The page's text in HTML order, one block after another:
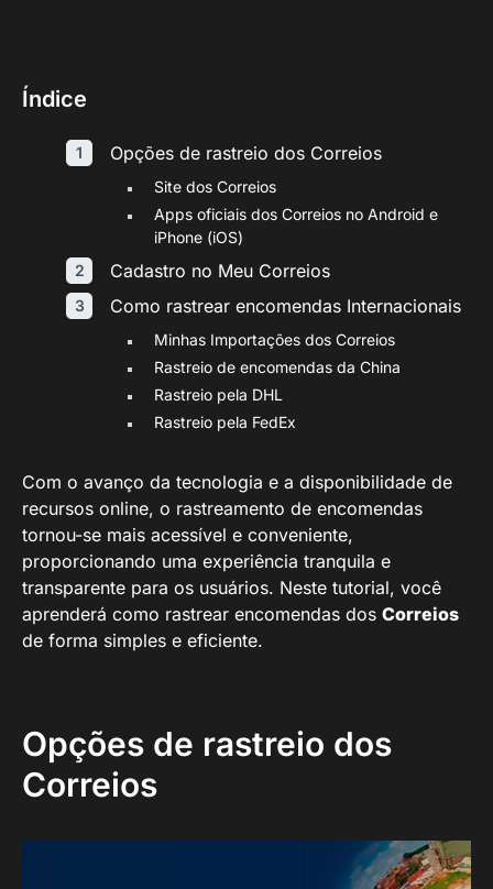
Índice
Opções de rastreio dos Correios
Site dos Correios
Apps oficiais dos Correios no Android e
iPhone (iOS)
Cadastro no Meu Correios
Como rastrear encomendas Internacionais
Minhas Importações dos Correios
Rastreio de encomendas da China
Rastreio pela DHL
Rastreio pela FedEx
Com o avanço da tecnologia e a disponibilidade de
recursos online, o rastreamento de encomendas
tornou-se mais acessível e conveniente,
proporcionando uma experiência tranquila e
transparente para os usuários. Neste tutorial, você
aprenderá como rastrear encomendas dos Correios
de forma simples e eficiente.
Opções de rastreio dos
Correios